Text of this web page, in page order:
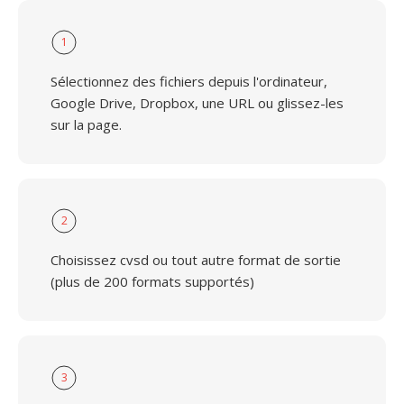
1
Sélectionnez des fichiers depuis l'ordinateur,
Google Drive, Dropbox, une URL ou glissez-les
sur la page.
2
Choisissez cvsd ou tout autre format de sortie
(plus de 200 formats supportés)
3